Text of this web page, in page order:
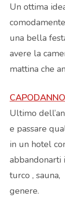
Un ottima
una bella
avere la
mattina che
Ultimo
e passare
in un hotel
abbandonarti
turco ,
genere.